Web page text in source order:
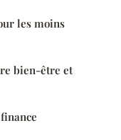
les moins
bien-être et